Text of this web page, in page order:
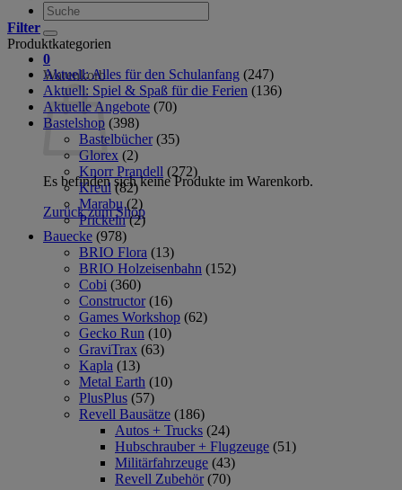
Suche
nach:
0
Warenkorb
Es befinden sich keine Produkte im Warenkorb.
Zurück zum Shop
Filter
Produktkategorien
Aktuell: Alles für den Schulanfang (247)
Aktuell: Spiel & Spaß für die Ferien (136)
Aktuelle Angebote (70)
Bastelshop (398)
Bastelbücher (35)
Glorex (2)
Knorr Prandell (272)
Kreul (82)
Marabu (2)
Prickeln (2)
Bauecke (978)
BRIO Flora (13)
BRIO Holzeisenbahn (152)
Cobi (360)
Constructor (16)
Games Workshop (62)
Gecko Run (10)
GraviTrax (63)
Kapla (13)
Metal Earth (10)
PlusPlus (57)
Revell Bausätze (186)
Autos + Trucks (24)
Hubschrauber + Flugzeuge (51)
Militärfahrzeuge (43)
Revell Zubehör (70)